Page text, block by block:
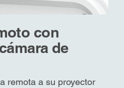
con
de
remota a su proyector